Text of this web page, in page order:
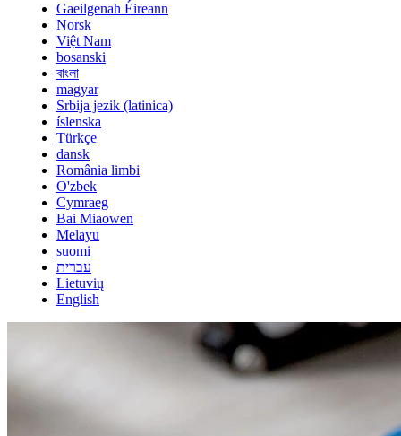
Gaeilgenah Éireann
Norsk
Việt Nam
bosanski
বাংলা
magyar
Srbija jezik (latinica)
íslenska
Türkçe
dansk
România limbi
O'zbek
Cymraeg
Bai Miaowen
Melayu
suomi
עברית
Lietuvių
English